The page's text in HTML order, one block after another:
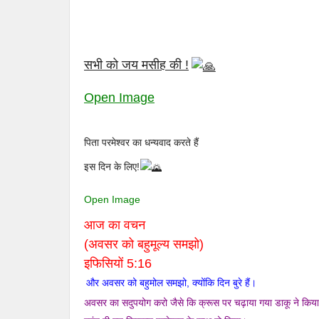
सभी को जय मसीह की !
Open Image
पिता परमेश्वर का धन्यवाद करते हैं
इस दिन के लिए!
Open Image
आज का वचन
(अवसर को बहुमूल्य समझो)
इफिसियों 5:16
और अवसर को बहुमोल समझो, क्योंकि दिन बुरे हैं।
अवसर का सदुपयोग करो जैसे कि क्रूस पर चढ़ाया गया डाकू ने